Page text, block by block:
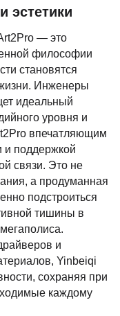
эстетики
— это
философии
становятся
Инженеры
идеальный
уровня и
впечатляющим
и поддержкой
связи. Это не
а продуманная
подстроиться
тишины в
и
Yinbeiqi
сохраняя при
каждому